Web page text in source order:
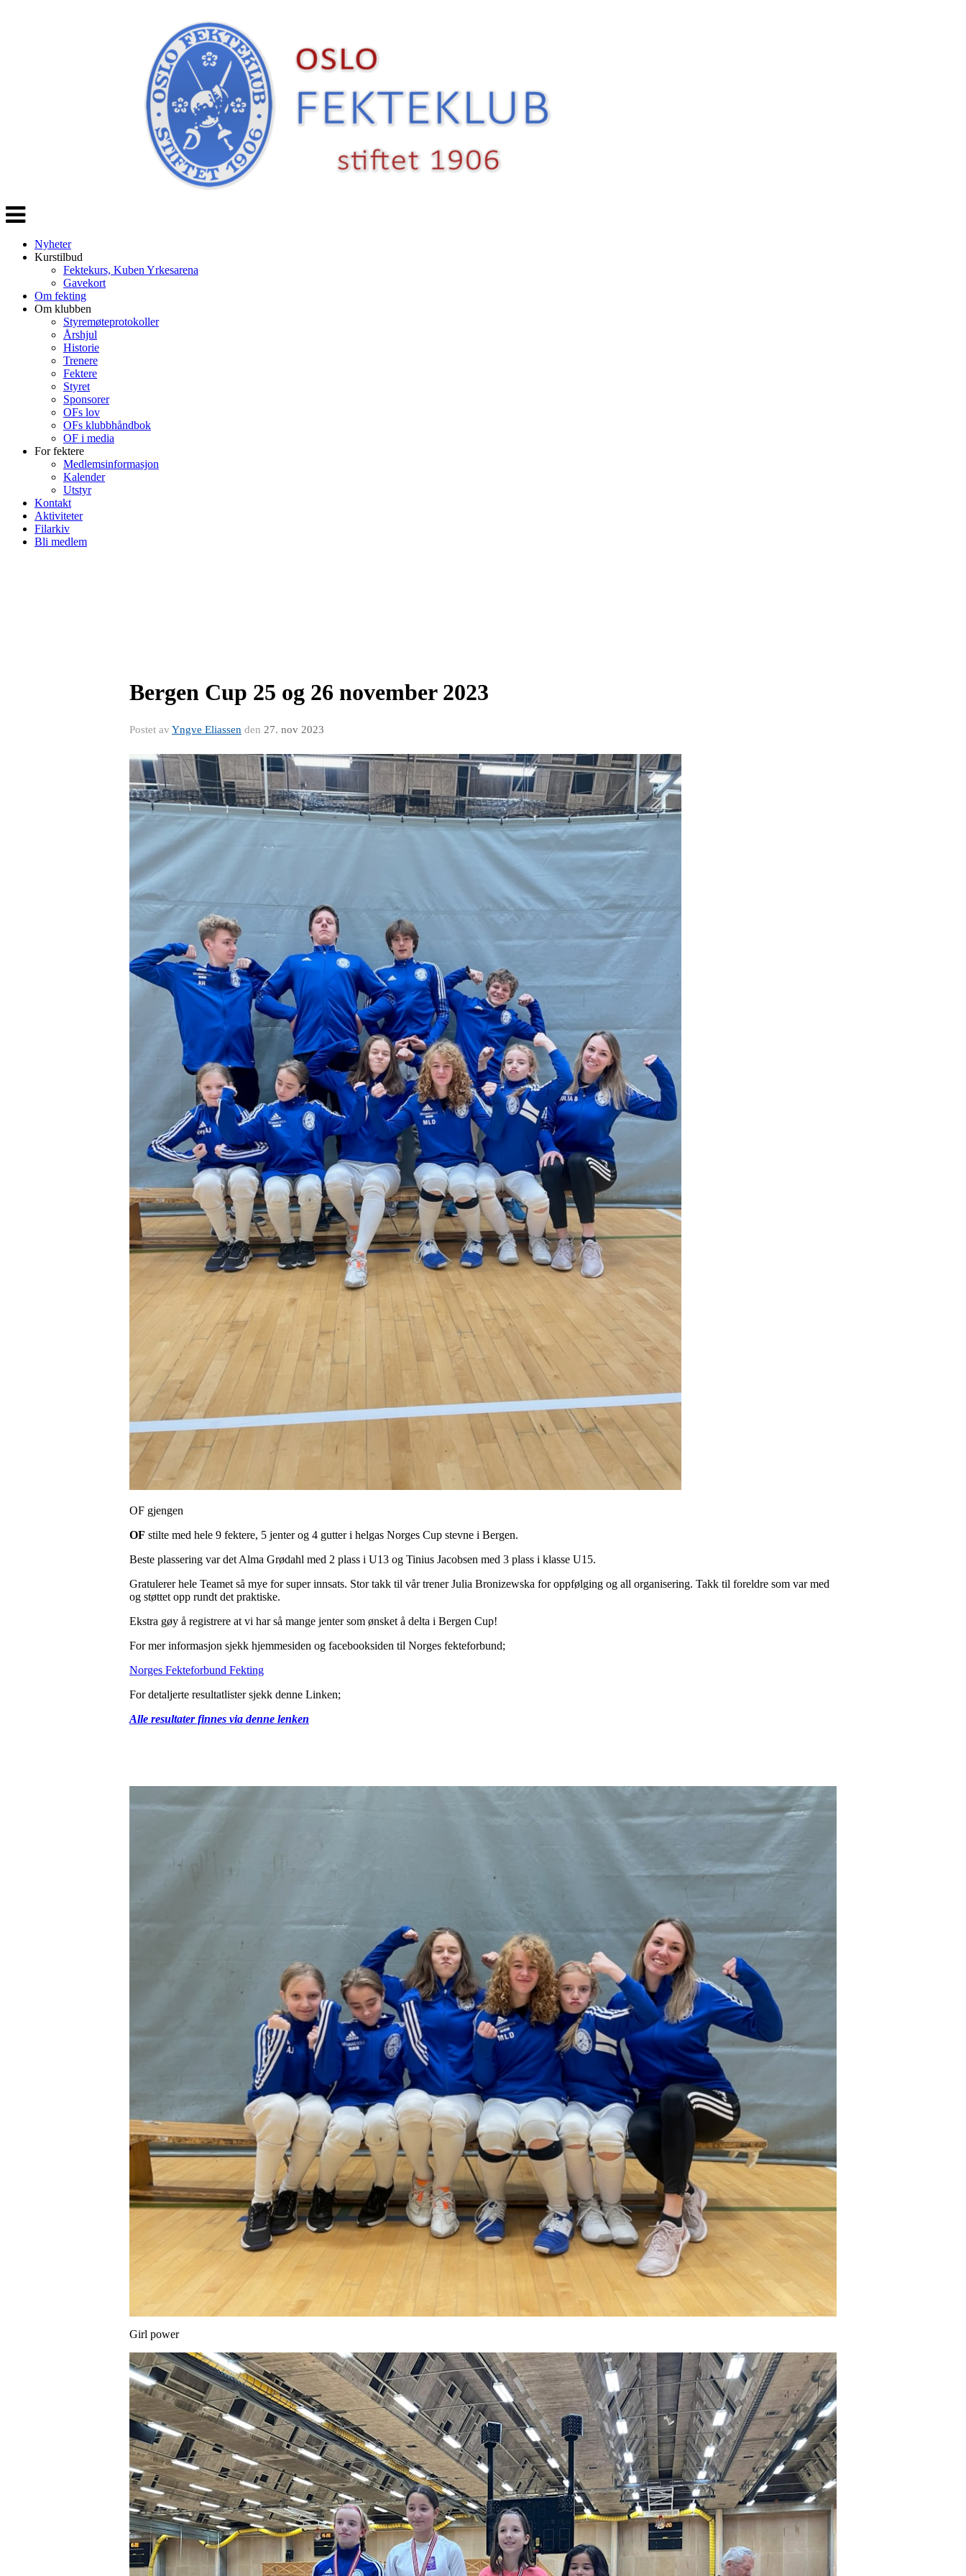
Veksle
navigasjon
Nyheter
Kurstilbud
Fektekurs, Kuben Yrkesarena
Gavekort
Om fekting
Om klubben
Styremøteprotokoller
Årshjul
Historie
Trenere
Fektere
Styret
Sponsorer
OFs lov
OFs klubbhåndbok
OF i media
For fektere
Medlemsinformasjon
Kalender
Utstyr
Kontakt
Aktiviteter
Filarkiv
Bli medlem
Bergen Cup 25 og 26 november 2023
Postet av Yngve Eliassen den 27. nov 2023
OF gjengen
OF stilte med hele 9 fektere, 5 jenter og 4 gutter i helgas Norges Cup stevne i Bergen.
Beste plassering var det Alma Grødahl med 2 plass i U13 og Tinius Jacobsen med 3 plass i klasse U15.
Gratulerer hele Teamet så mye for super innsats. Stor takk til vår trener Julia Bronizewska for oppfølging og all organisering. Takk til foreldre som var med
og støttet opp rundt det praktiske.
Ekstra gøy å registrere at vi har så mange jenter som ønsket å delta i Bergen Cup!
For mer informasjon sjekk hjemmesiden og facebooksiden til Norges fekteforbund;
Norges Fekteforbund Fekting
For detaljerte resultatlister sjekk denne Linken;
Alle resultater finnes via denne lenken
Girl power